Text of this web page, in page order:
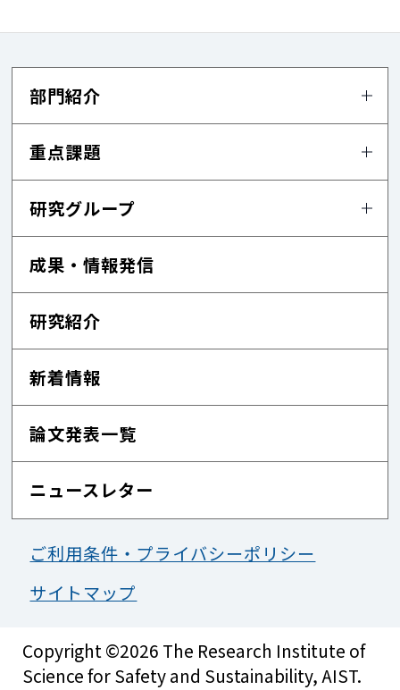
部門紹介
重点課題
研究グループ
成果・情報発信
研究紹介
新着情報
論文発表一覧
ニュースレター
ご利用条件・プライバシーポリシー
サイトマップ
Copyright ©2026 The Research Institute of
Science for Safety and Sustainability, AIST.